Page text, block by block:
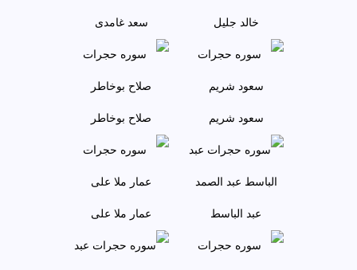
خالد جليل سعد غامدی
سعود شريم صلاح بوخاطر
عبد الباسط عمار ملا علی